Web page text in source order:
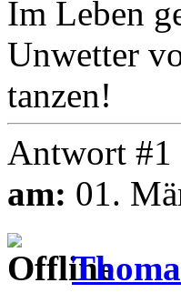
Im Leben
Unwetter
tanzen!
Antwort #1
am: 01.